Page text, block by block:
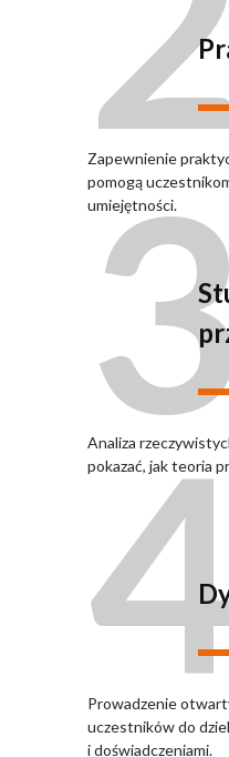
Zapewnienie
pomogą
umiejętności.
Analiza
pokazać, jak teoria
Prowadzenie
uczestników do
i doświadczeniami.